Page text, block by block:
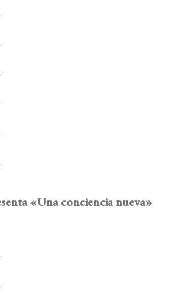
«Una conciencia nueva»